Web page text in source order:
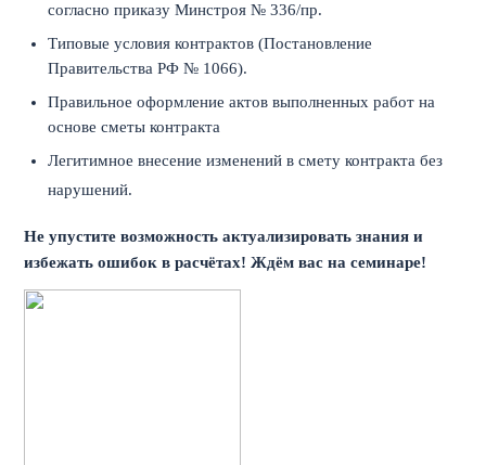
согласно приказу Минстроя № 336/пр.
Типовые условия контрактов (Постановление
Правительства РФ № 1066).
Правильное оформление актов выполненных работ на
основе сметы контракта
Легитимное внесение изменений в смету контракта без
нарушений.
Не упустите возможность актуализировать знания и
избежать ошибок в расчётах! Ждём вас на семинаре!